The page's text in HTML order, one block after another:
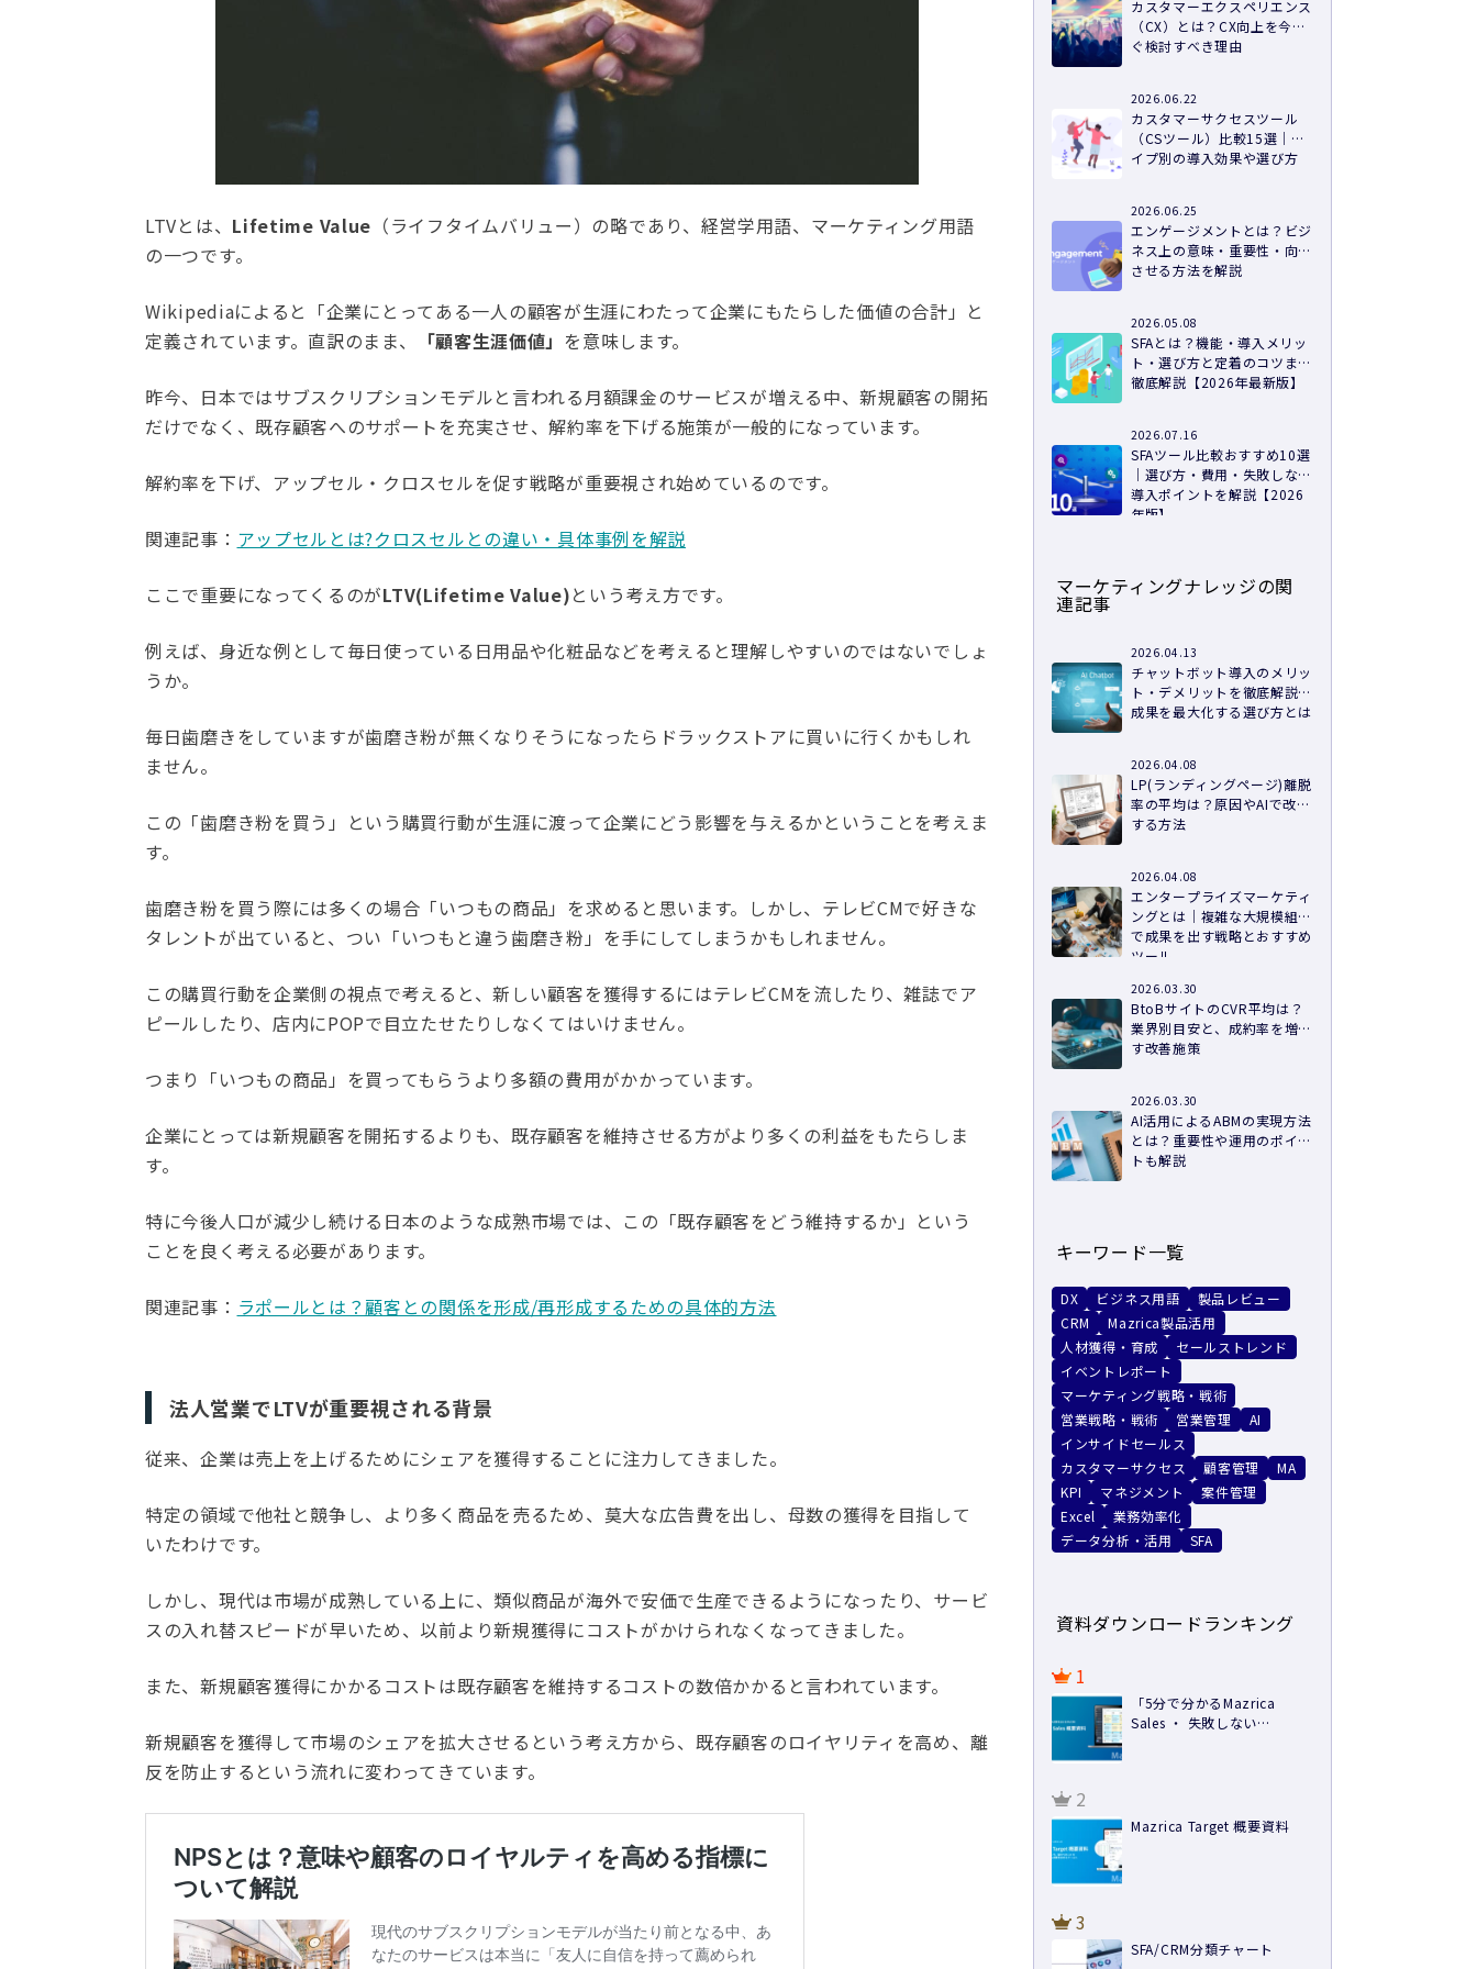
LTVとは、 Lifetime Value （ライフタイムバリュー）の略であり、経営学用語、マーケティング用語
の一つです。
Wikipediaによると「企業にとってある一人の顧客が生涯にわたって企業にもたらした価値の合計」と
定義されています。直訳のまま、
「顧客生涯価値」 を意味します。
昨今、日本ではサブスクリプションモデルと言われる月額課金のサービスが増える中、新規顧客の開拓
だけでなく、既存顧客へのサポートを充実させ、解約率を下げる施策が一般的になっています。
解約率を下げ、アップセル・クロスセルを促す戦略が重要視され始めているのです。
関連記事： アップセルとは?クロスセルとの違い・具体事例を解説
ここで重要になってくるのがLTV(Lifetime Value)という考え方です。
例えば、身近な例として毎日使っている日用品や化粧品などを考えると理解しやすいのではないでしょ
うか。
毎日歯磨きをしていますが歯磨き粉が無くなりそうになったらドラックストアに買いに行くかもしれ
ません。
この「歯磨き粉を買う」という購買行動が生涯に渡って企業にどう影響を与えるかということを考えま
す。
歯磨き粉を買う際には多くの場合「いつもの商品」を求めると思います。しかし、テレビCMで好きな
タレントが出ていると、つい「いつもと違う歯磨き粉」を手にしてしまうかもしれません。
この購買行動を企業側の視点で考えると、新しい顧客を獲得するにはテレビCMを流したり、雑誌でア
ピールしたり、店内にPOPで目立たせたりしなくてはいけません。
つまり「いつもの商品」を買ってもらうより多額の費用がかかっています。
企業にとっては新規顧客を開拓するよりも、既存顧客を維持させる方がより多くの利益をもたらしま
す。
特に今後人口が減少し続ける日本のような成熟市場では、この「既存顧客をどう維持するか」という
ことを良く考える必要があります。
関連記事： ラポールとは？顧客との関係を形成/再形成するための具体的方法
法人営業でLTVが重要視される背景
従来、企業は売上を上げるためにシェアを獲得することに注力してきました。
特定の領域で他社と競争し、より多く商品を売るため、莫大な広告費を出し、母数の獲得を目指して
いたわけです。
しかし、現代は市場が成熟している上に、類似商品が海外で安価で生産できるようになったり、サービ
スの入れ替スピードが早いため、以前より新規獲得にコストがかけられなくなってきました。
また、新規顧客獲得にかかるコストは既存顧客を維持するコストの数倍かかると言われています。
新規顧客を獲得して市場のシェアを拡大させるという考え方から、既存顧客のロイヤリティを高め、離
反を防止するという流れに変わってきています。
カスタマーエクスペリエンス
（CX）とは？CX向上を今す
ぐ検討すべき理由
2026.06.22
カスタマーサクセスツール
（CSツール）比較15選｜タ
イプ別の導入効果や選び方
2026.06.25
エンゲージメントとは？ビジ
ネス上の意味・重要性・向上
させる方法を解説
2026.05.08
SFAとは？機能・導入メリッ
ト・選び方と定着のコツまで
徹底解説【2026年最新版】
2026.07.16
SFAツール比較おすすめ10選
｜選び方・費用・失敗しない
導入ポイントを解説【2026
年版】
マーケティングナレッジの関
連記事
2026.04.13
チャットボット導入のメリッ
ト・デメリットを徹底解説！
成果を最大化する選び方とは
2026.04.08
LP(ランディングページ)離脱
率の平均は？原因やAIで改善
する方法
2026.04.08
エンタープライズマーケティ
ングとは｜複雑な大規模組織
で成果を出す戦略とおすすめ
ツール
2026.03.30
BtoBサイトのCVR平均は？
業界別目安と、成約率を増や
す改善施策
2026.03.30
AI活用によるABMの実現方法
とは？重要性や運用のポイン
トも解説
キーワード一覧
DX ビジネス用語
製品レビュー
CRM
Mazrica製品活用
人材獲得・育成
セールストレンド
イベントレポート
マーケティング戦略・戦術
営業戦略・戦術
営業管理
AI
インサイドセールス
カスタマーサクセス
顧客管理
MA
KPI
マネジメント
案件管理
Excel
業務効率化
データ分析・活用
SFA
資料ダウンロードランキング
1
「5分で分かるMazrica
Sales ・ 失敗しない
2
Mazrica Target 概要資料
3
SFA/CRM分類チャート